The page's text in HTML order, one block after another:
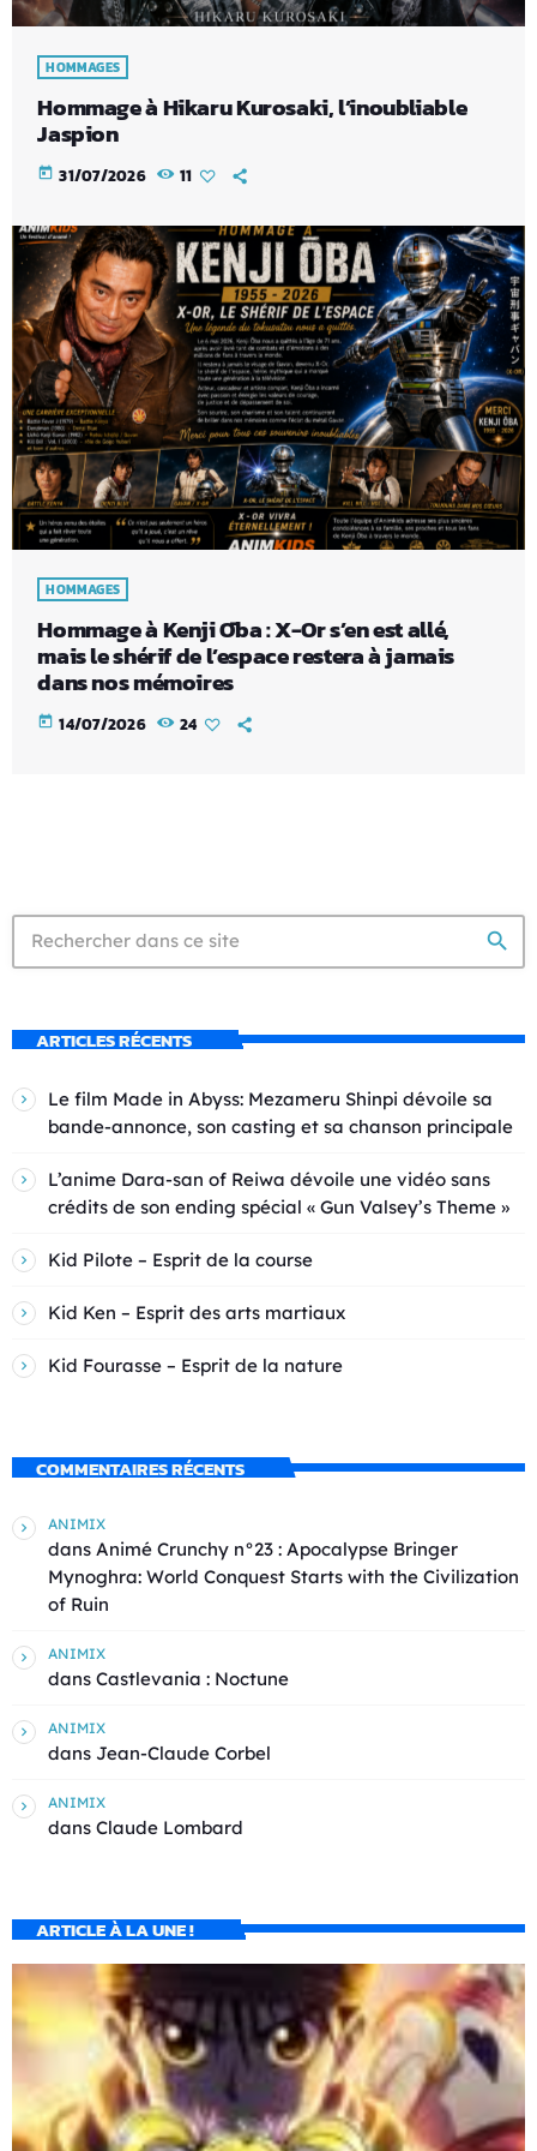
HOMMAGES
Hommage à Hikaru Kurosaki, l’inoubliable
Jaspion
today 31/07/2026 11
HOMMAGES
Hommage à Kenji Ōba : X-Or s’en est allé,
mais le shérif de l’espace restera à jamais
dans nos mémoires
today 14/07/2026 24
search
ARTICLES RÉCENTS
Le film Made in Abyss: Mezameru Shinpi dévoile sa
bande-annonce, son casting et sa chanson principale
L’anime Dara-san of Reiwa dévoile une vidéo sans
crédits de son ending spécial « Gun Valsey’s Theme »
Kid Pilote – Esprit de la course
Kid Ken – Esprit des arts martiaux
Kid Fourasse – Esprit de la nature
COMMENTAIRES RÉCENTS
ANIMIX
dans Animé Crunchy n°23 : Apocalypse Bringer
Mynoghra: World Conquest Starts with the Civilization
of Ruin
ANIMIX
dans Castlevania : Noctune
ANIMIX
dans Jean-Claude Corbel
ANIMIX
dans Claude Lombard
ARTICLE À LA UNE !